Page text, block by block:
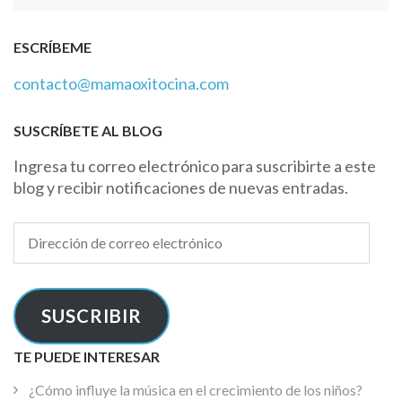
ESCRÍBEME
contacto@mamaoxitocina.com
SUSCRÍBETE AL BLOG
Ingresa tu correo electrónico para suscribirte a este
blog y recibir notificaciones de nuevas entradas.
de
electrónico
SUSCRIBIR
TE PUEDE INTERESAR
¿Cómo influye la música en el crecimiento de los niños?